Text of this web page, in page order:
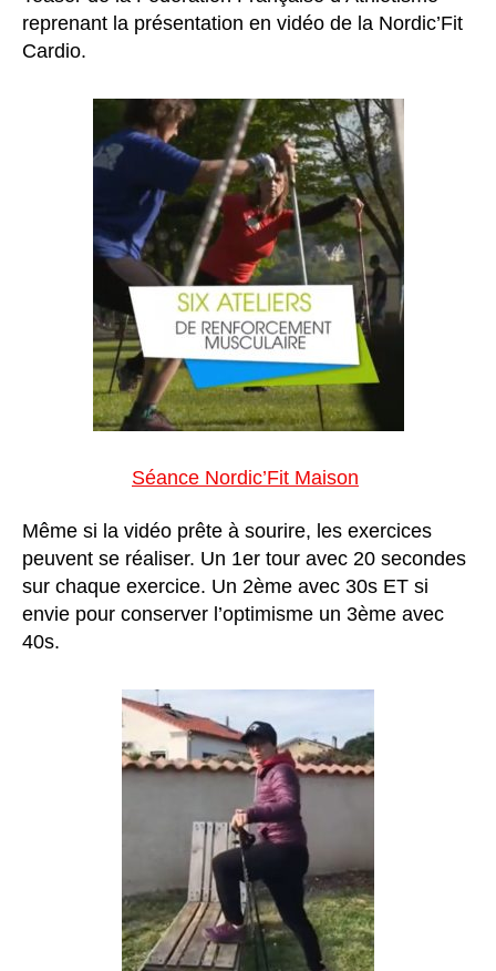
reprenant la présentation en vidéo de la Nordic’Fit
Cardio.
Séance Nordic’Fit Maison
Même si la vidéo prête à sourire, les exercices
peuvent se réaliser. Un 1er tour avec 20 secondes
sur chaque exercice. Un 2ème avec 30s ET si
envie pour conserver l’optimisme un 3ème avec
40s.